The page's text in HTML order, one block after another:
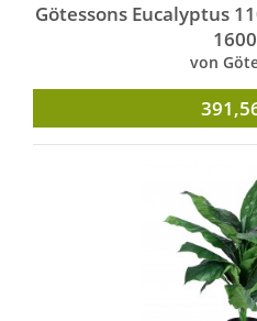
Götessons Eucalyptus
von